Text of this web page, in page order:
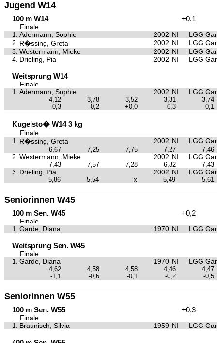
Jugend W14
100 m W14 +0,1
Finale
1.
Adermann, Sophie 2002 NI
LGG
2. R�ssing, Greta 2002 NI
LGG
3. Westermann, Mieke 2002 NI
LGG
4. Drieling, Pia 2002 NI LGG
Weitsprung W14
Finale
1.
Adermann, Sophie 2002 NI LGG
4,12 3,78 3,52 3,81
3,74
-0,3
-0,2 +0,0 -0,3 -0,1
Kugelsto� W14 3 kg
Finale
1.
R�ssing, Greta 2002 NI LGG
6,67 7,25 7,75 7,27 7,46
2. Westermann, Mieke 2002 NI LGG
7,43 7,57 7,28 6,82 7,43
3. Drieling, Pia 2002 NI LGG
5,86 5,54 x 5,49 5,61
Seniorinnen W45
100 m Sen. W45 +0,2
Finale
1.
Garde, Diana 1970 NI LGG
Weitsprung Sen. W45
Finale
1.
Garde, Diana 1970 NI LGG
4,62 4,58 4,58 4,46
4,47
-1,1
-0,6 -0,1 -0,2 -0,5
Seniorinnen W55
100 m Sen. W55 +0,3
Finale
1.
Braunisch, Silvia 1959 NI LGG